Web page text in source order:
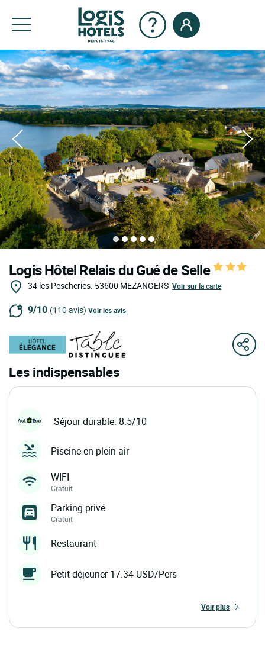
Logis Hôtel Relais du Gué de Selle
34 les Pescheries. 53600 MEZANGERS Voir sur la carte
9/10 (110 avis) Voir les avis
Les indispensables
Séjour durable: 8.5/10
Piscine en plein air
WIFI
Gratuit
Parking privé
Gratuit
Restaurant
Petit déjeuner 17.34 USD/Pers
voir plus